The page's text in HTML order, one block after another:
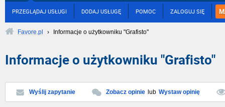
PRZEGLĄDAJ USŁUGI DODAJ USŁUGĘ POMOC ZALOGUJ SIĘ
Favore.pl › Informacje o użytkowniku "Grafisto"
Informacje o użytkowniku "Grafisto"
Wyślij zapytanie Zobacz opinie lub Wystaw opinię